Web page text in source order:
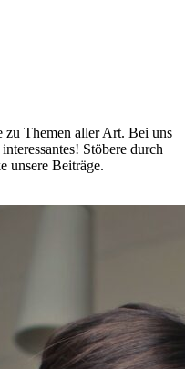
zu Themen aller Art. Bei uns
Stöbere durch
unsere Beiträge.